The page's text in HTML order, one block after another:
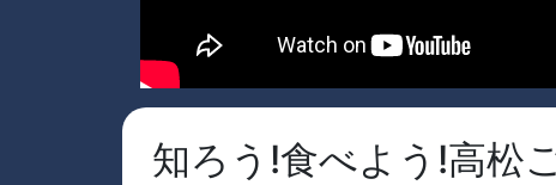
知ろう!食べよう!高松